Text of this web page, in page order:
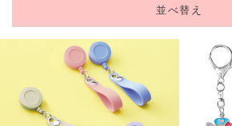
並べ替え